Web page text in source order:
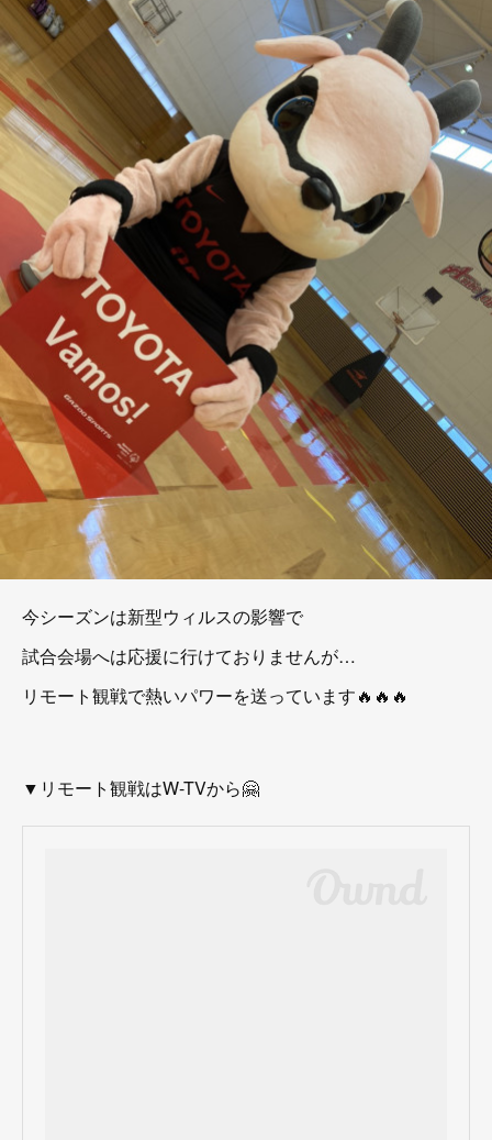
今シーズンは新型ウィルスの影響で
試合会場へは応援に行けておりませんが…
リモート観戦で熱いパワーを送っています🔥🔥🔥
▼リモート観戦はW-TVから🤗